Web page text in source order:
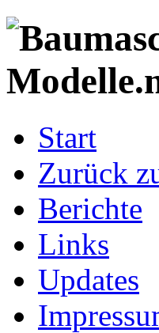
Start
Zurück
Berichte
Links
Updates